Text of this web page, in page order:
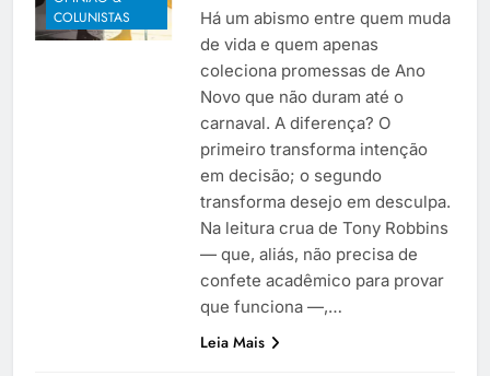
COLUNISTAS
Há um abismo entre quem muda
de vida e quem apenas
coleciona promessas de Ano
Novo que não duram até o
carnaval. A diferença? O
primeiro transforma intenção
em decisão; o segundo
transforma desejo em desculpa.
Na leitura crua de Tony Robbins
— que, aliás, não precisa de
confete acadêmico para provar
que funciona —,…
Leia Mais